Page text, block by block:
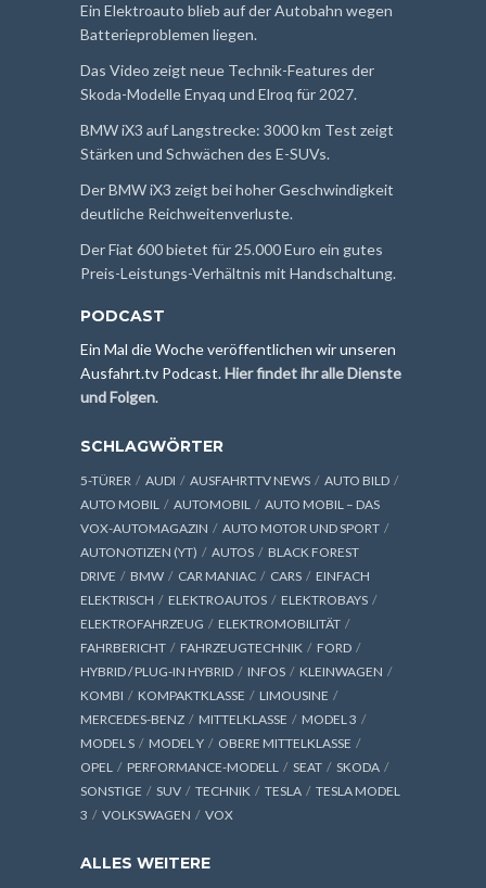
Ein Elektroauto blieb auf der Autobahn wegen
Batterieproblemen liegen.
Das Video zeigt neue Technik-Features der
Skoda-Modelle Enyaq und Elroq für 2027.
BMW iX3 auf Langstrecke: 3000 km Test zeigt
Stärken und Schwächen des E-SUVs.
Der BMW iX3 zeigt bei hoher Geschwindigkeit
deutliche Reichweitenverluste.
Der Fiat 600 bietet für 25.000 Euro ein gutes
Preis-Leistungs-Verhältnis mit Handschaltung.
PODCAST
Ein Mal die Woche veröffentlichen wir unseren
Ausfahrt.tv Podcast.Hier findet ihr alle Dienste
und Folgen.
SCHLAGWÖRTER
5-TÜRER AUDI AUSFAHRTTV NEWS
AUTO BILD
AUTO MOBIL
AUTOMOBIL
AUTO MOBIL – DAS
VOX-AUTOMAGAZIN
AUTO MOTOR UND SPORT
AUTONOTIZEN (YT)
AUTOS
BLACK FOREST
DRIVE
BMW CAR MANIAC CARS
EINFACH
ELEKTRISCH
ELEKTROAUTOS
ELEKTROBAYS
ELEKTROFAHRZEUG
ELEKTROMOBILITÄT
FAHRBERICHT
FAHRZEUGTECHNIK
FORD
HYBRID / PLUG-IN HYBRID
INFOS
KLEINWAGEN
KOMBI
KOMPAKTKLASSE
LIMOUSINE
MERCEDES-BENZ
MITTELKLASSE
MODEL 3
MODEL S
MODEL Y
OBERE MITTELKLASSE
OPEL
PERFORMANCE-MODELL SEAT
SKODA
SONSTIGE
SUV TECHNIK TESLA
TESLA MODEL
3
VOLKSWAGEN VOX
ALLES WEITERE